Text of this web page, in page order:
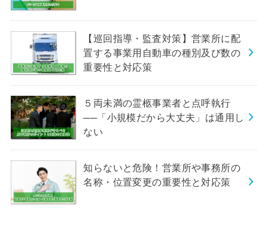
【巡回指導・監査対策】営業所に配
置する事業用自動車の種別及び数の
重要性と対応策
５両未満の霊柩事業者と点呼執行
──「小規模だから大丈夫」は通用し
ない
知らないと危険！営業所や事務所の
名称・位置変更の重要性と対応策